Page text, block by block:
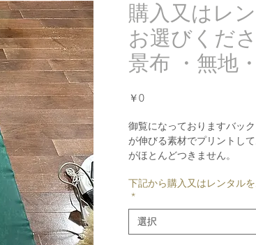
購入又はレ
お選びくだ
景布 ・無地
￥0価
御覧になっておりますバッ
が伸びる素材でプリントし
がほとんどつきません。
床でご使用の際は床の四方
５キロ
す。
三脚がご使用の際はグリッ
下記から購入又はレンタル
*
選択